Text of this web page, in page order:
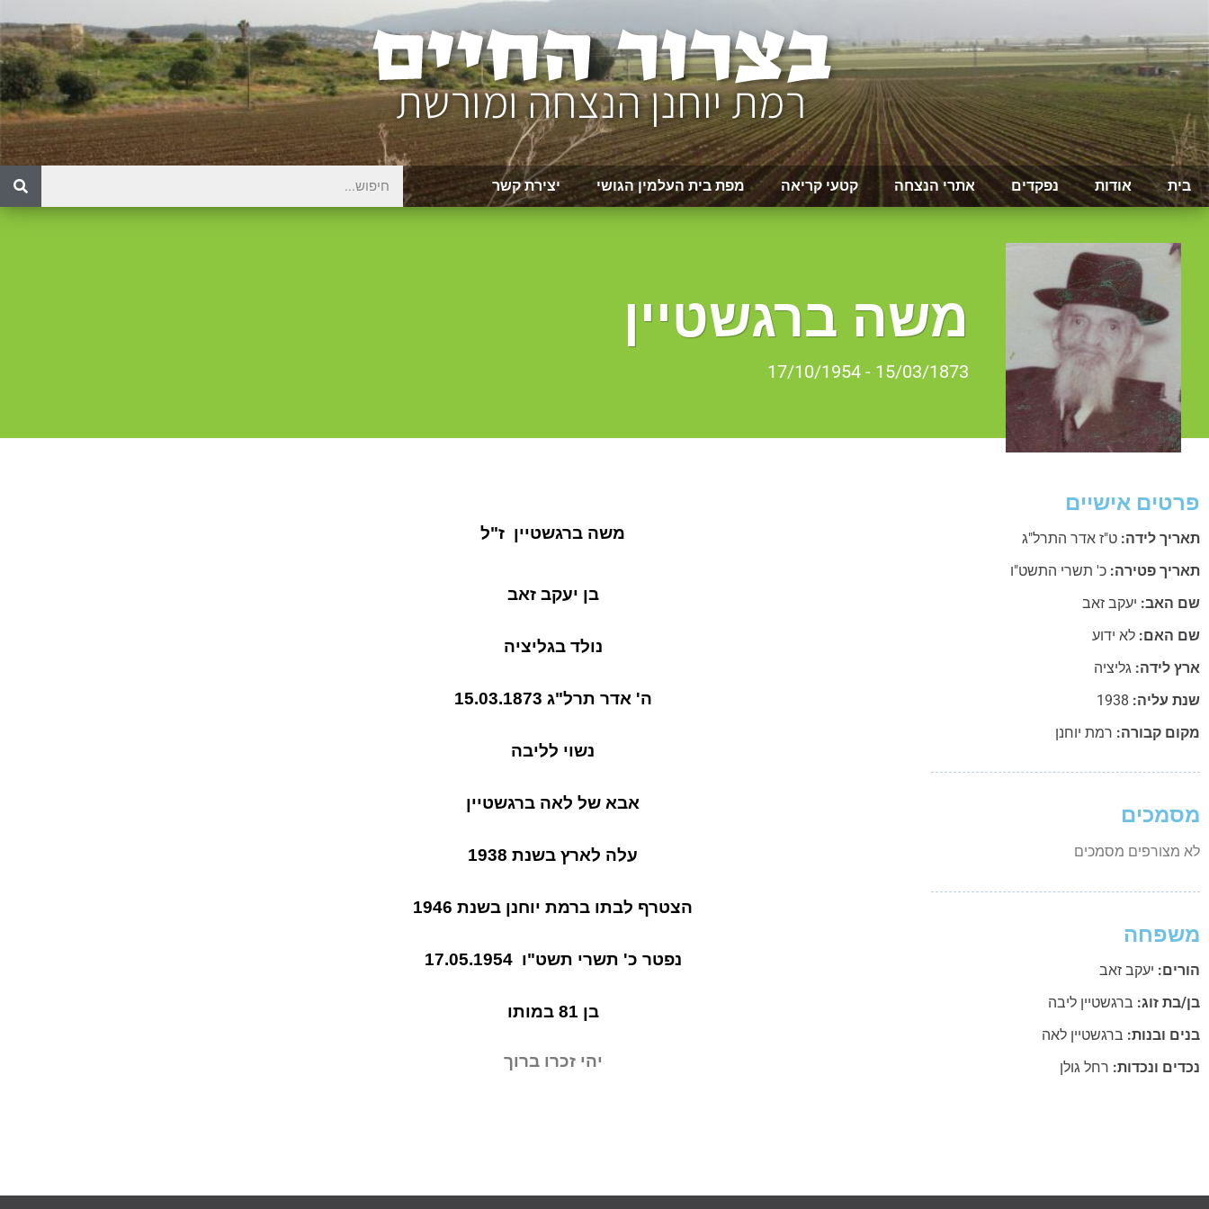
בית אודות נפקדים אתרי הנצחה קטעי קריאה מפת בית העלמין הגושי יצירת קשר
משה ברגשטיין
15/03/1873 - 17/10/1954
פרטים אישיים
תאריך לידה: ט"ז אדר התרל"ג
תאריך פטירה: כ' תשרי התשט"ו
שם האב: יעקב זאב
שם האם: לא ידוע
ארץ לידה: גליציה
שנת עליה: 1938
מקום קבורה: רמת יוחנן
מסמכים
לא מצורפים מסמכים
משפחה
הורים: יעקב זאב
בן/בת זוג: ברגשטיין ליבה
בנים ובנות: ברגשטיין לאה
נכדים ונכדות: רחל גולן
משה ברגשטיין ז"ל
בן יעקב זאב
נולד בגליציה
ה' אדר תרל"ג 15.03.1873
נשוי לליבה
אבא של לאה ברגשטיין
עלה לארץ בשנת 1938
הצטרף לבתו ברמת יוחנן בשנת 1946
נפטר כ' תשרי תשט"ו 17.05.1954
בן 81 במותו
יהי זכרו ברוך